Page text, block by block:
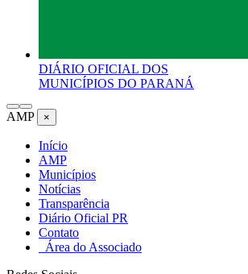
DIÁRIO OFICIAL DOS
MUNICÍPIOS DO PARANÁ
AMP ×
Início
AMP
Municípios
Notícias
Transparência
Diário Oficial PR
Contato
Área do Associado